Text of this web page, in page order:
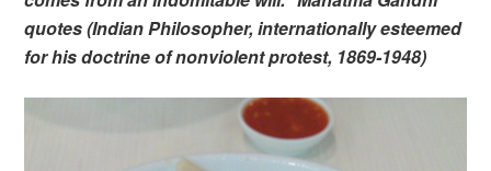
quotes (Indian Philosopher, internationally esteemed
for his doctrine of nonviolent protest, 1869-1948)